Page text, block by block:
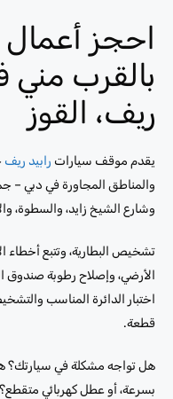
احجز أعمال
بالقرب مني
ريف، القوز
يقدم موقف سيارات رابيد ريف
والمناطق المجاورة في دبي –
وشارع الشيخ زايد، والسطوة،
تشخيص البطارية، وتتبع أخطاء
الأرضي، وإصلاح رطوبة
اختبار الدائرة المناسب
قطعة.
هل تواجه مشكلة في سيارتك؟
بسرعة، أو عطل كهربائي متقطع؟